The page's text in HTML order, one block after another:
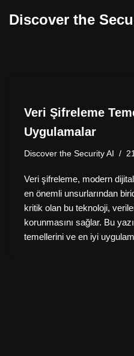
Discover the
Veri Şifreleme
Uygulamalar
Discover the Security AI
Veri şifreleme, modern
en önemli unsurlarından
kritik olan bu teknoloji,
korunmasını sağlar. Bu
temellerini ve en iyi